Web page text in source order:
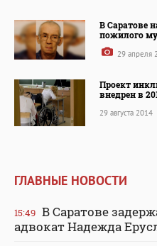
В Саратове
пожилого
29 апреля
Проект
внедрен в
29 августа 2014
ГЛАВНЫЕ НОВОСТИ
15:49 В Саратове
адвокат Надежда